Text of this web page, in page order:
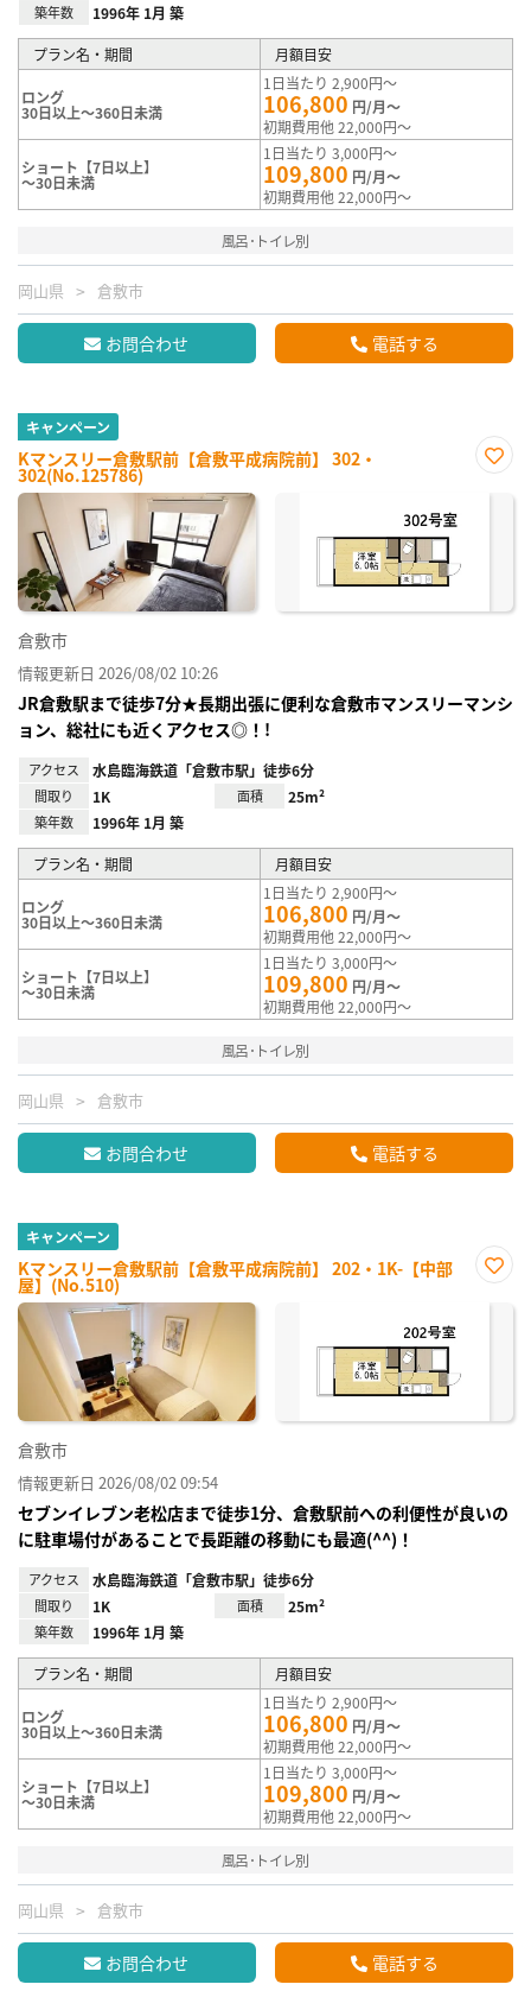
築年数 1996年 1月 築
プラン名・期間 月額目安
ロング
30日以上～360日未満
1日当たり 2,900円～
106,800 円/月～
初期費用他 22,000円～
ショート【7日以上】
～30日未満
1日当たり 3,000円～
109,800 円/月～
初期費用他 22,000円～
風呂･トイレ別
岡山県 倉敷市
お問合わせ 電話する
キャンペーン
Kマンスリー倉敷駅前【倉敷平成病院前】 302・
302(No.125786)
に入
倉敷市
情報更新日 2026/08/02 10:26
JR倉敷駅まで徒歩7分★長期出張に便利な倉敷市マンスリーマンシ
ョン、総社にも近くアクセス◎！!
アクセス 水島臨海鉄道「倉敷市駅」徒歩6分
間取り 1K 面積 25m²
築年数 1996年 1月 築
プラン名・期間 月額目安
ロング
30日以上～360日未満
1日当たり 2,900円～
106,800 円/月～
初期費用他 22,000円～
ショート【7日以上】
～30日未満
1日当たり 3,000円～
109,800 円/月～
初期費用他 22,000円～
風呂･トイレ別
岡山県 倉敷市
お問合わせ 電話する
キャンペーン
Kマンスリー倉敷駅前【倉敷平成病院前】 202・1K-【中部
屋】(No.510)
に入
倉敷市
情報更新日 2026/08/02 09:54
セブンイレブン老松店まで徒歩1分、倉敷駅前への利便性が良いの
に駐車場付があることで長距離の移動にも最適(^^)！
アクセス 水島臨海鉄道「倉敷市駅」徒歩6分
間取り 1K 面積 25m²
築年数 1996年 1月 築
プラン名・期間 月額目安
ロング
30日以上～360日未満
1日当たり 2,900円～
106,800 円/月～
初期費用他 22,000円～
ショート【7日以上】
～30日未満
1日当たり 3,000円～
109,800 円/月～
初期費用他 22,000円～
風呂･トイレ別
岡山県 倉敷市
お問合わせ 電話する